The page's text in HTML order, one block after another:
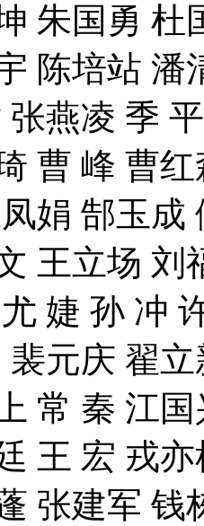
朱国勇 杜
陈培站 潘
燕凌 季 平
曹 峰 曹
娟 郜玉成
王立场 刘
婕 孙 冲
元庆 翟
常 秦 江国
王 宏 戎
张建军 钱